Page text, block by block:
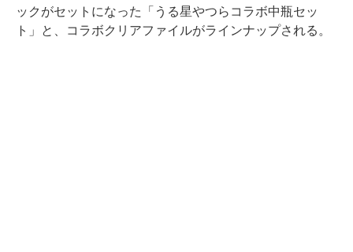
ックがセットになった「うる星やつらコラボ中瓶セッ
ト」と、コラボクリアファイルがラインナップされる。